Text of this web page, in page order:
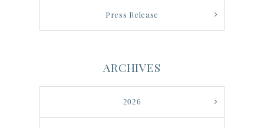
Press Release
ARCHIVES
2026